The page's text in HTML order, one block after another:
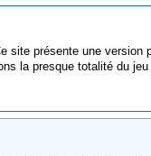
site présente une version
la presque totalité du